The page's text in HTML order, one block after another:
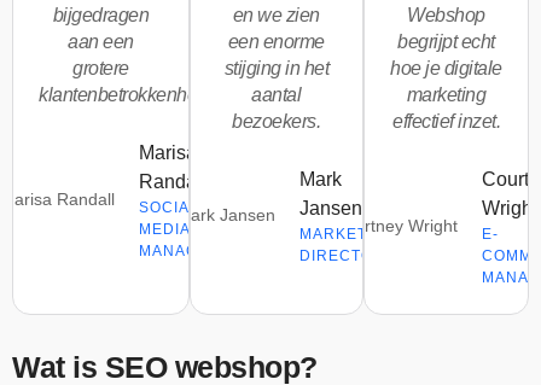
bijgedragen
aan een
grotere
klantenbetrokkenheid.
Marisa
Randall
SOCIAL
MEDIA
MANAGER
en we zien
een enorme
stijging in het
aantal
bezoekers.
Mark
Jansen
MARKETING
DIRECTOR
Webshop
begrijpt echt
hoe je digitale
marketing
effectief inzet.
Wright
E-
Wat is SEO webshop?